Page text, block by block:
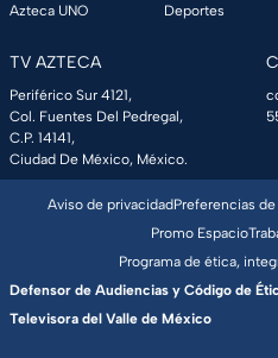
Azteca UNO
Deportes
TV AZTECA
Periférico Sur 4121,
Col. Fuentes Del Pedregal,
C.P. 14141,
Ciudad De México, México.
Aviso de privacidadPreferencias
Promo Espacio
Programa de ética,
Defensor de Audiencias y Código de
Televisora del Valle de México